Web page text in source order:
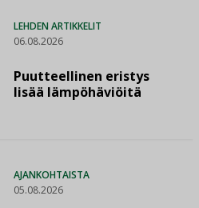
LEHDEN ARTIKKELIT
06.08.2026
Puutteellinen eristys
lisää lämpöhäviöitä
AJANKOHTAISTA
05.08.2026